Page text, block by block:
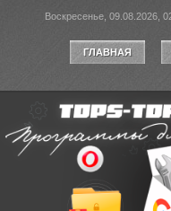
Воскресенье, 09.08.2026,
ГЛАВНАЯ